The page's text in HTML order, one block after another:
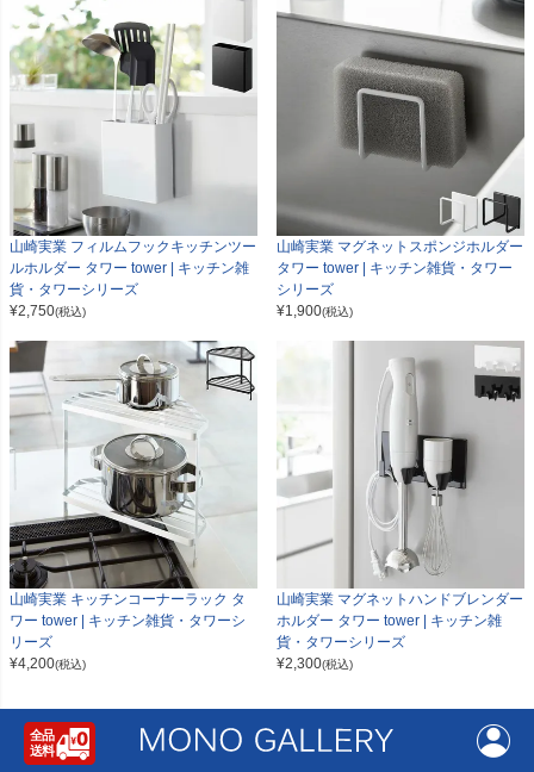
山崎実業 フィルムフックキッチンツー
ルホルダー タワー tower | キッチン雑
貨・タワーシリーズ
¥2,750(税込)
山崎実業 マグネットスポンジホルダー
タワー tower | キッチン雑貨・タワー
シリーズ
¥1,900(税込)
山崎実業 キッチンコーナーラック タ
ワー tower | キッチン雑貨・タワーシ
リーズ
¥4,200(税込)
山崎実業 マグネットハンドブレンダー
ホルダー タワー tower | キッチン雑
貨・タワーシリーズ
¥2,300(税込)
ランキング